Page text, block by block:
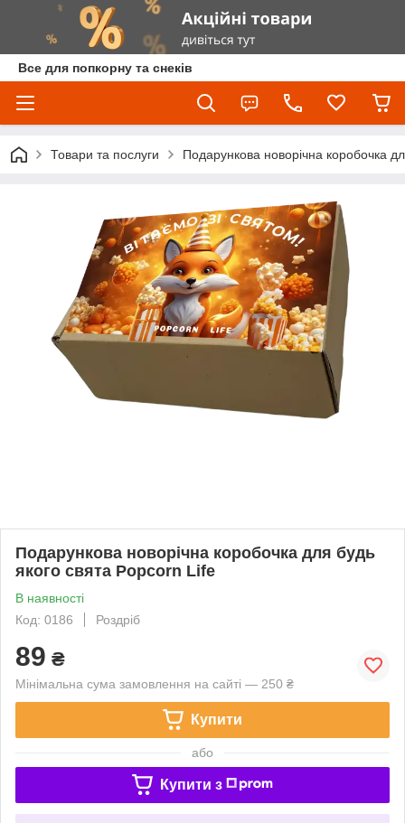
Все для попкорну та снеків
Товари та послуги Подарункова новорічна коробочка
Подарункова новорічна коробочка для будь
якого свята Popcorn Life
В наявності
Код: 0186
Роздріб
89 ₴
Мінімальна сума замовлення на сайті — 250 ₴
Купити
або
Купити з